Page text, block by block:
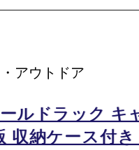
アウトドア
ルドラック キ
収納ケース付